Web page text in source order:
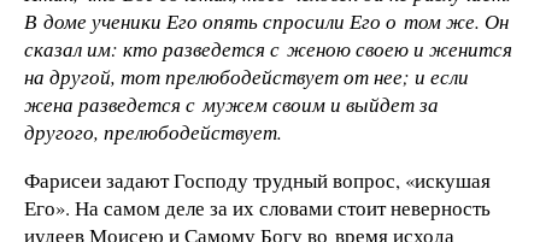
В доме ученики Его опять спросили Его о том же. Он
сказал им: кто разведется с женою своею и женится
на другой, тот прелюбодействует от нее; и если
жена разведется с мужем своим и выйдет за
другого, прелюбодействует.
Фарисеи задают Господу трудный вопрос, «искушая
Его». На самом деле за их словами стоит неверность
иудеев Моисею и Самому Богу во время исхода